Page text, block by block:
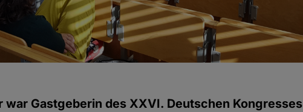
war Gastgeberin des XXVI. Deutschen Kongresses